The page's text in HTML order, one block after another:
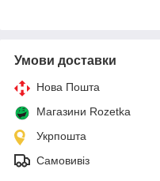
Умови доставки
Нова Пошта
Магазини Rozetka
Укрпошта
Самовивіз